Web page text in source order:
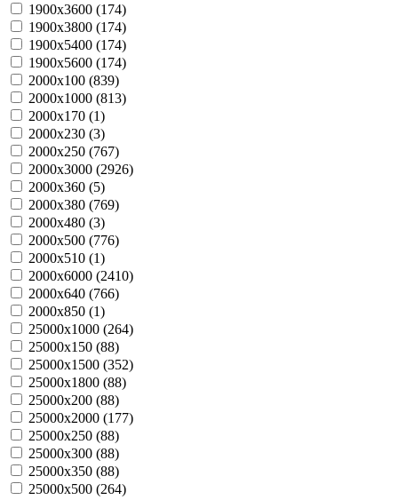
1900х3600 (174)
1900х3800 (174)
1900х5400 (174)
1900х5600 (174)
2000х100 (839)
2000х1000 (813)
2000х170 (1)
2000х230 (3)
2000х250 (767)
2000х3000 (2926)
2000х360 (5)
2000х380 (769)
2000х480 (3)
2000х500 (776)
2000х510 (1)
2000х6000 (2410)
2000х640 (766)
2000х850 (1)
25000х1000 (264)
25000х150 (88)
25000х1500 (352)
25000х1800 (88)
25000х200 (88)
25000х2000 (177)
25000х250 (88)
25000х300 (88)
25000х350 (88)
25000х500 (264)